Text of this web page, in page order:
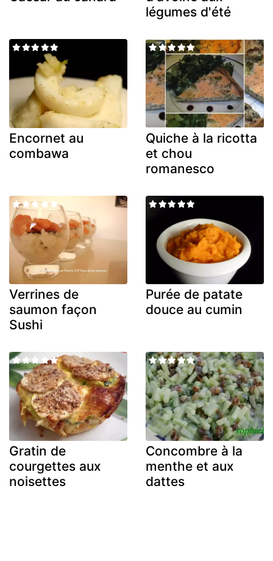
légumes d'été
Encornet au
combawa
Quiche à la ricotta
et chou
romanesco
Verrines de
saumon façon
Sushi
Purée de patate
douce au cumin
Gratin de
courgettes aux
noisettes
Concombre à la
menthe et aux
dattes